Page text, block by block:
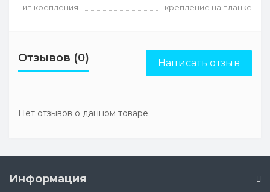
Тип крепления
крепление на планке
Отзывов (0) Написать отзыв
Нет отзывов о данном товаре.
Информация